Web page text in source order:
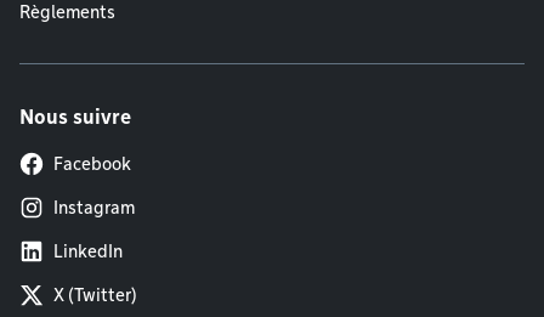
Règlements
Nous suivre
Facebook
Instagram
LinkedIn
X (Twitter)